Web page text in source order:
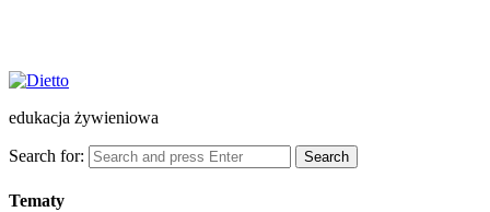
edukacja żywieniowa
Search for: Search
Tematy